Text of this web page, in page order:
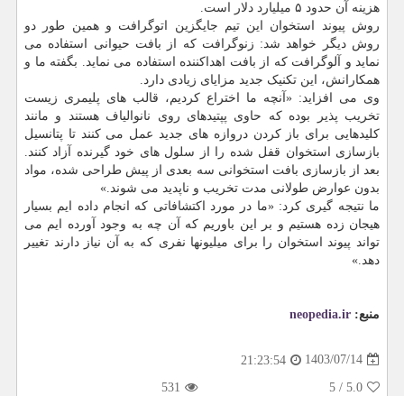
هزینه آن حدود ۵ میلیارد دلار است.
روش پیوند استخوان این تیم جایگزین اتوگرافت و همین طور دو
روش دیگر خواهد شد: زنوگرافت که از بافت حیوانی استفاده می
نماید و آلوگرافت که از بافت اهداکننده استفاده می نماید. بگفته ما و
همکارانش، این تکنیک جدید مزایای زیادی دارد.
وی می افزاید: «آنچه ما اختراع کردیم، قالب های پلیمری زیست
تخریب پذیر بوده که حاوی پپتیدهای روی نانوالیاف هستند و مانند
کلیدهایی برای باز کردن دروازه های جدید عمل می کنند تا پتانسیل
بازسازی استخوان قفل شده را از سلول های خود گیرنده آزاد کنند.
بعد از بازسازی بافت استخوانی سه بعدی از پیش طراحی شده، مواد
بدون عوارض طولانی مدت تخریب و ناپدید می شوند.»
ما نتیجه گیری کرد: «ما در مورد اکتشافاتی که انجام داده ایم بسیار
هیجان زده هستیم و بر این باوریم که آن چه به وجود آورده ایم می
تواند پیوند استخوان را برای میلیونها نفری که به آن نیاز دارند تغییر
دهد.»
منبع: neopedia.ir
1403/07/14
21:23:54
5.0
/
5
531